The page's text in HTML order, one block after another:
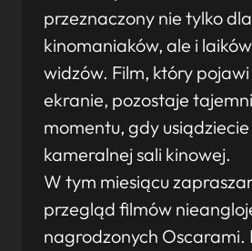
przeznaczony nie tylko dla
kinomaniaków, ale i
widzów. Film, który pojawi
ekranie, pozostaje
momentu, gdy
kameralnej sali kinowej.
W tym miesiącu
przegląd filmów
nagrodzonych Oscarami.